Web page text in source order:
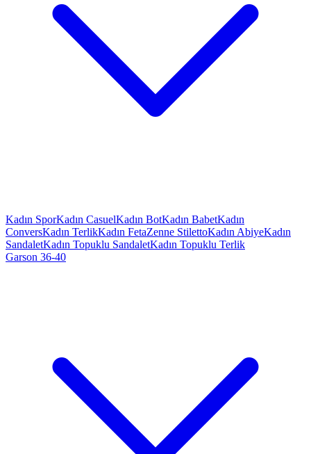
Kadın SporKadın CasuelKadın BotKadın BabetKadın
ConversKadın TerlikKadın FetaZenne StilettoKadın AbiyeKadın
SandaletKadın Topuklu SandaletKadın Topuklu Terlik
Garson 36-40